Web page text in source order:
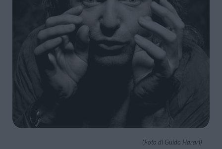
(Foto di Guido Harari)